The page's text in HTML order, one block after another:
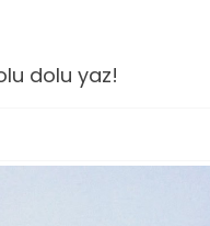
dolu yaz!